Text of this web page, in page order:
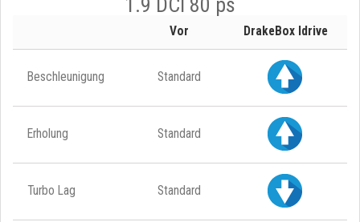
Vor DrakeBox Idrive
Beschleunigung Standard
Erholung Standard
Turbo Lag Standard